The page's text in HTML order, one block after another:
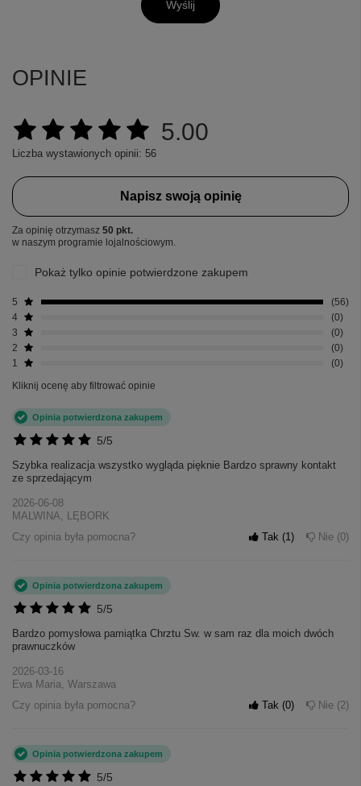
Wyślij
OPINIE
5.00
Liczba wystawionych opinii: 56
Napisz swoją opinię
Za opinię otrzymasz 50 pkt.
w naszym programie lojalnościowym.
Pokaż tylko opinie potwierdzone zakupem
5
56
4
0
3
0
2
0
1
0
Kliknij ocenę aby filtrować opinie
5/5
Opinia potwierdzona zakupem
Szybka realizacja wszystko wygląda pięknie Bardzo sprawny kontakt
ze sprzedającym
2026-06-08
MALWINA, LĘBORK
Czy opinia była pomocna?
Tak 1 Nie 0
5/5
Opinia potwierdzona zakupem
Bardzo pomysłowa pamiątka Chrztu Sw. w sam raz dla moich dwóch
prawnuczków
2026-03-16
Ewa Maria, Warszawa
Czy opinia była pomocna?
Tak 0 Nie 2
5/5
Opinia potwierdzona zakupem